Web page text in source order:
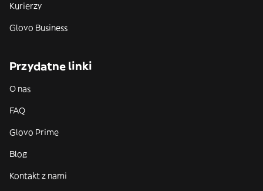
Kurierzy
Glovo Business
Przydatne linki
O nas
FAQ
Glovo Prime
Blog
Kontakt z nami